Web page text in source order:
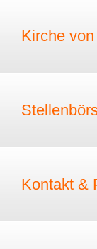
Kirche
Kontakt &